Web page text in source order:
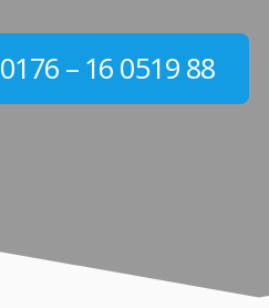
0176 – 16 0519 88